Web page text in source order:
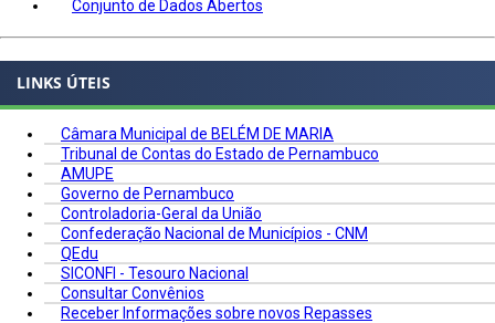
Conjunto de Dados Abertos
LINKS ÚTEIS
Câmara Municipal de BELÉM DE MARIA
Tribunal de Contas do Estado de Pernambuco
AMUPE
Governo de Pernambuco
Controladoria-Geral da União
Confederação Nacional de Municípios - CNM
QEdu
SICONFI - Tesouro Nacional
Consultar Convênios
Receber Informações sobre novos Repasses